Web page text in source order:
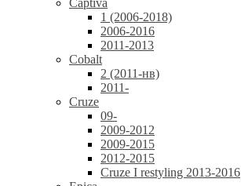
Captiva
1 (2006-2018)
2006-2016
2011-2013
Cobalt
2 (2011-нв)
2011-
Cruze
09-
2009-2012
2009-2015
2012-2015
Cruze I restyling 2013-2016